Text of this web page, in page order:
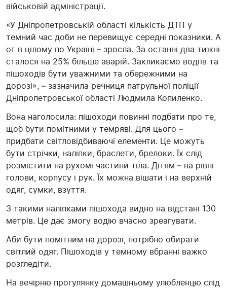
військовій адміністрації.
«У Дніпропетровській області кількість ДТП у
темний час доби не перевищує середні показники. А
от в цілому по Україні – зросла. За останні два тижні
сталося на 25% більше аварій. Закликаємо водіїв та
пішоходів бути уважними та обережними на
дорозі», – зазначила речниця патрульної поліції
Дніпропетровської області Людмила Копиленко.
Вона наголосила: пішоходи повинні подбати про те,
щоб бути помітними у темряві. Для цього –
придбати світловідбиваючі елементи. Це можуть
бути стрічки, наліпки, браслети, брелоки. Їх слід
розмістити на рухомі частини тіла. Дітям – на рівні
голови, корпусу і рук. Їх можна вішати і на верхній
одяг, сумки, взуття.
З такими наліпками пішохода видно на відстані 130
метрів. Це дає змогу водію вчасно зреагувати.
Аби бути помітним на дорозі, потрібно обирати
світлий одяг. Пішоходів у темному вбранні важко
розгледіти.
На вечірню прогулянку домашньому улюбленцю слід